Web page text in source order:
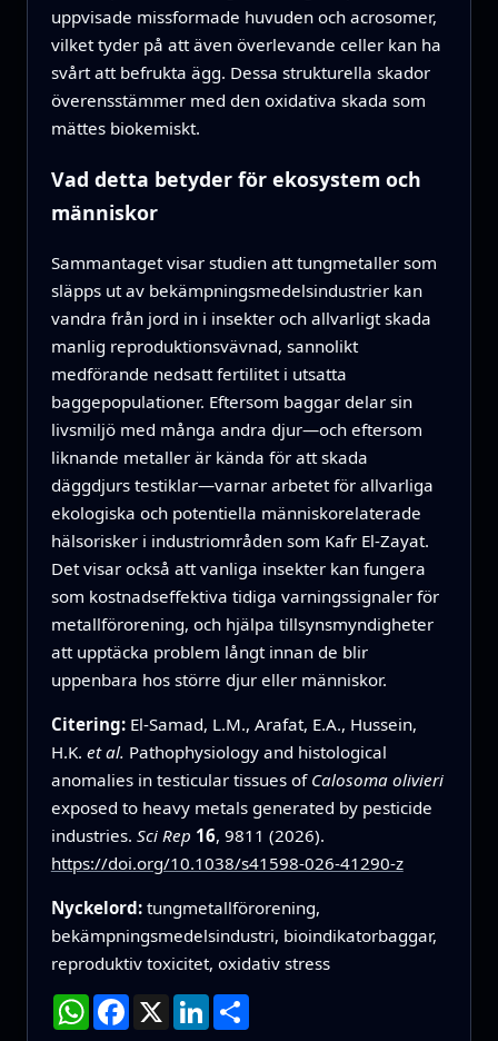
uppvisade missformade huvuden och acrosomer,
vilket tyder på att även överlevande celler kan ha
svårt att befrukta ägg. Dessa strukturella skador
överensstämmer med den oxidativa skada som
mättes biokemiskt.
Vad detta betyder för ekosystem och
människor
Sammantaget visar studien att tungmetaller som
släpps ut av bekämpningsmedelsindustrier kan
vandra från jord in i insekter och allvarligt skada
manlig reproduktionsvävnad, sannolikt
medförande nedsatt fertilitet i utsatta
baggepopulationer. Eftersom baggar delar sin
livsmiljö med många andra djur—och eftersom
liknande metaller är kända för att skada
däggdjurs testiklar—varnar arbetet för allvarliga
ekologiska och potentiella människorelaterade
hälsorisker i industriområden som Kafr El‑Zayat.
Det visar också att vanliga insekter kan fungera
som kostnadseffektiva tidiga varningssignaler för
metallförorening, och hjälpa tillsynsmyndigheter
att upptäcka problem långt innan de blir
uppenbara hos större djur eller människor.
Citering: El-Samad, L.M., Arafat, E.A., Hussein,
H.K. et al. Pathophysiology and histological
anomalies in testicular tissues of Calosoma olivieri
exposed to heavy metals generated by pesticide
industries. Sci Rep 16, 9811 (2026).
https://doi.org/10.1038/s41598-026-41290-z
Nyckelord: tungmetallförorening,
bekämpningsmedelsindustri, bioindikatorbaggar,
reproduktiv toxicitet, oxidativ stress
WhatsApp
Facebook
X LinkedIn
Dela